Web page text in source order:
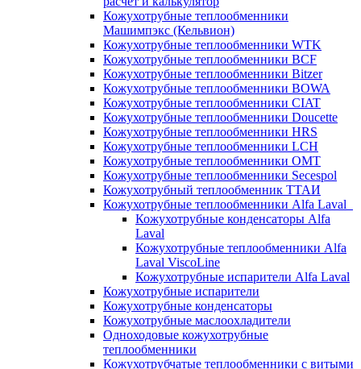
Кожухотрубные теплообменники
Машимпэкс (Кельвион)
Кожухотрубные теплообменники WTK
Кожухотрубные теплообменники BCF
Кожухотрубные теплообменники Bitzer
Кожухотрубные теплообменники BOWA
Кожухотрубные теплообменники CIAT
Кожухотрубные теплообменники Doucette
Кожухотрубные теплообменники HRS
Кожухотрубные теплообменники LCH
Кожухотрубные теплообменники OMT
Кожухотрубные теплообменники Secespol
Кожухотрубный теплообменник ТТАИ
Кожухотрубные теплообменники Alfa Laval
Кожухотрубные конденсаторы Alfa
Laval
Кожухотрубные теплообменники Alfa
Laval ViscoLine
Кожухотрубные испарители Alfa Laval
Кожухотрубные испарители
Кожухотрубные конденсаторы
Кожухотрубные маслоохладители
Одноходовые кожухотрубные
теплообменники
Кожухотрубчатые теплообменники с витыми